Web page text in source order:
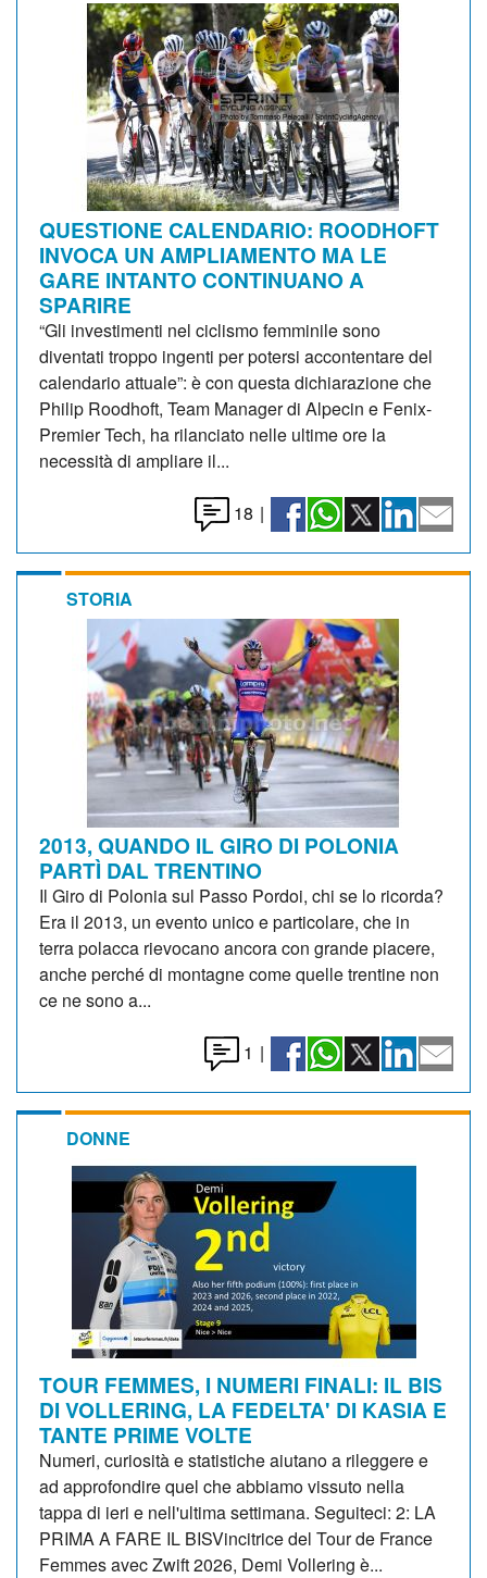
QUESTIONE CALENDARIO: ROODHOFT
INVOCA UN AMPLIAMENTO MA LE
GARE INTANTO CONTINUANO A
SPARIRE
“Gli investimenti nel ciclismo femminile sono
diventati troppo ingenti per potersi accontentare del
calendario attuale”: è con questa dichiarazione che
Philip Roodhoft, Team Manager di Alpecin e Fenix-
Premier Tech, ha rilanciato nelle ultime ore la
necessità di ampliare il...
18 |
STORIA
2013, QUANDO IL GIRO DI POLONIA
PARTÌ DAL TRENTINO
Il Giro di Polonia sul Passo Pordoi, chi se lo ricorda?
Era il 2013, un evento unico e particolare, che in
terra polacca rievocano ancora con grande piacere,
anche perché di montagne come quelle trentine non
ce ne sono a...
1 |
DONNE
TOUR FEMMES, I NUMERI FINALI: IL BIS
DI VOLLERING, LA FEDELTA' DI KASIA E
TANTE PRIME VOLTE
Numeri, curiosità e statistiche aiutano a rileggere e
ad approfondire quel che abbiamo vissuto nella
tappa di ieri e nell'ultima settimana. Seguiteci: 2: LA
PRIMA A FARE IL BISVincitrice del Tour de France
Femmes avec Zwift 2026, Demi Vollering è...